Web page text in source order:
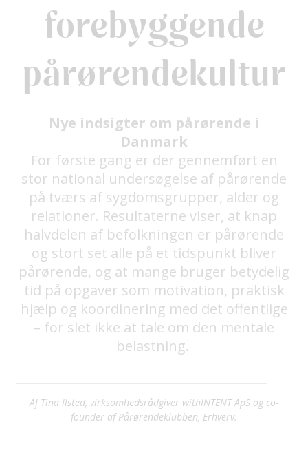
forebyggende
pårørendekultur
Nye indsigter om pårørende i
Danmark
For første gang er der gennemført en
stor national undersøgelse af pårørende
på tværs af sygdomsgrupper, alder og
relationer. Resultaterne viser, at knap
halvdelen af befolkningen er pårørende
og stort set alle på et tidspunkt bliver
pårørende, og at mange bruger betydelig
tid på opgaver som motivation, praktisk
hjælp og koordinering med det offentlige
– for slet ikke at tale om den mentale
belastning.
Af Tina Ilsted, virksomhedsrådgiver withINTENT ApS og co-
founder af Pårørendeklubben, Erhverv.